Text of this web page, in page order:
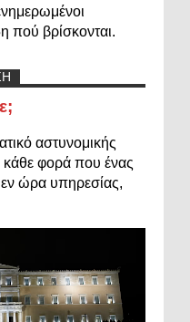
πού βρίσκονται.
αστυνομικής
κάθε φορά που ένας
εν ώρα υπηρεσίας,